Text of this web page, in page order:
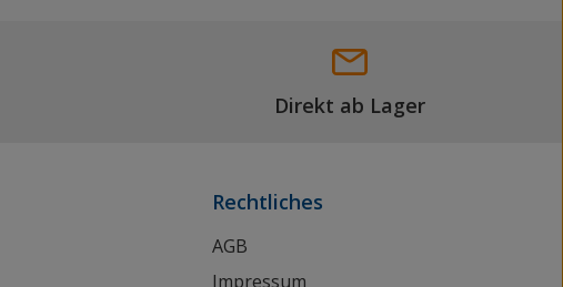
Direkt ab Lager
Rechtliches
AGB
Impressum